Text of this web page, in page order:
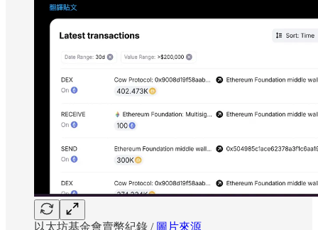
以太坊基金會賣幣紀錄 / 圖片來源